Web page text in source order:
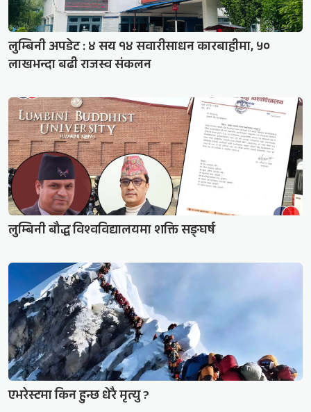
लुम्बिनी अपडेट : ४ सय १४ सवारीसाधन कारबाहीमा, ५०
लाखभन्दा बढी राजस्व संकलन
लुम्बिनी बौद्ध विश्वविद्यालयमा शक्ति सङ्घर्ष
एभरेस्टमा किन हुन्छ धेरै मृत्यु ?